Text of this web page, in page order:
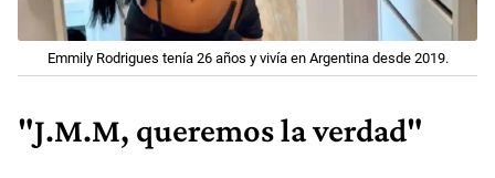
Emmily Rodrigues tenía 26 años y vivía en Argentina desde 2019.
"J.M.M, queremos la verdad"